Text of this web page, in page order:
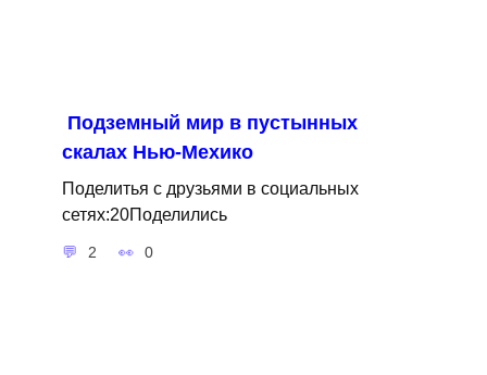
Подземный мир в пустынных
скалах Нью-Мехико
Поделитья с друзьями в социальных
сетях:20Поделились
2 0